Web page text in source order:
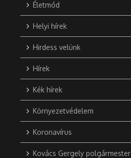
Életmód
Helyi hírek
Hirdess velünk
Hírek
Kék hírek
Környezetvédelem
Koronavírus
Kovács Gergely polgármester